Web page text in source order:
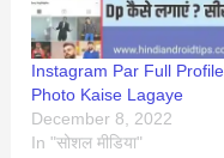
Instagram Par Full Profile
Photo Kaise Lagaye
December 8, 2022
In "सोशल मीडिया"